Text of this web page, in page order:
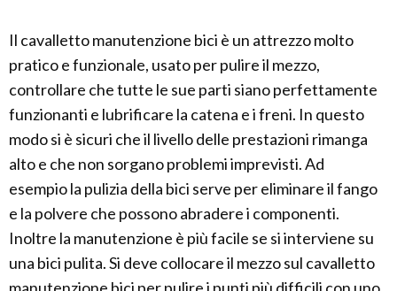
Il cavalletto manutenzione bici è un attrezzo molto
pratico e funzionale, usato per pulire il mezzo,
controllare che tutte le sue parti siano perfettamente
funzionanti e lubrificare la catena e i freni. In questo
modo si è sicuri che il livello delle prestazioni rimanga
alto e che non sorgano problemi imprevisti. Ad
esempio la pulizia della bici serve per eliminare il fango
e la polvere che possono abradere i componenti.
Inoltre la manutenzione è più facile se si interviene su
una bici pulita. Si deve collocare il mezzo sul cavalletto